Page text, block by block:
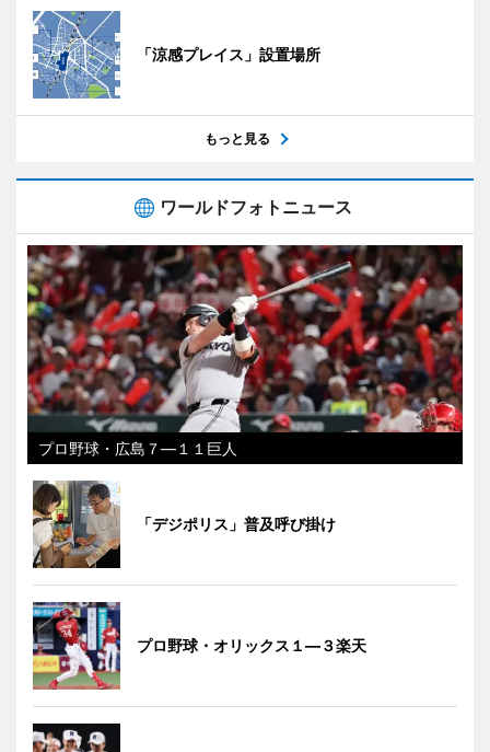
「涼感プレイス」設置場所
もっと見る
ワールドフォトニュース
プロ野球・広島７―１１巨人
「デジポリス」普及呼び掛け
プロ野球・オリックス１―３楽天